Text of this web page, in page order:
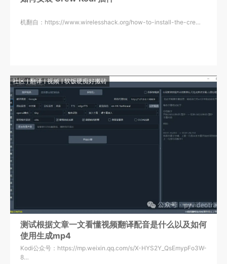
机翻自：https://www.wirelesshack.org/how-to-install-the-cre…
社区 翻译 视频 软饭硬痴好搬砖
测试根据文章一文看懂视频翻译配音是什么以及如何
使用生成mp4
Kodi公众号：https://mp.weixin.qq.com/s/X-HYS2Y_QsEmypFo3W-
8…